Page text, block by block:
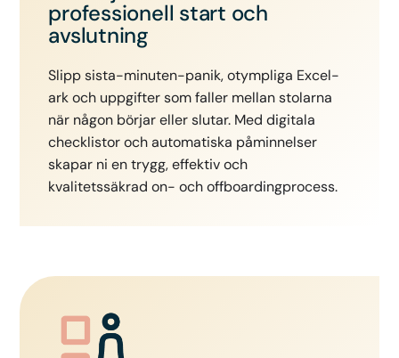
professionell start och
avslutning
Slipp sista-minuten-panik, otympliga Excel-
ark och uppgifter som faller mellan stolarna
när någon börjar eller slutar. Med digitala
checklistor och automatiska påminnelser
skapar ni en trygg, effektiv och
kvalitetssäkrad on- och offboardingprocess.